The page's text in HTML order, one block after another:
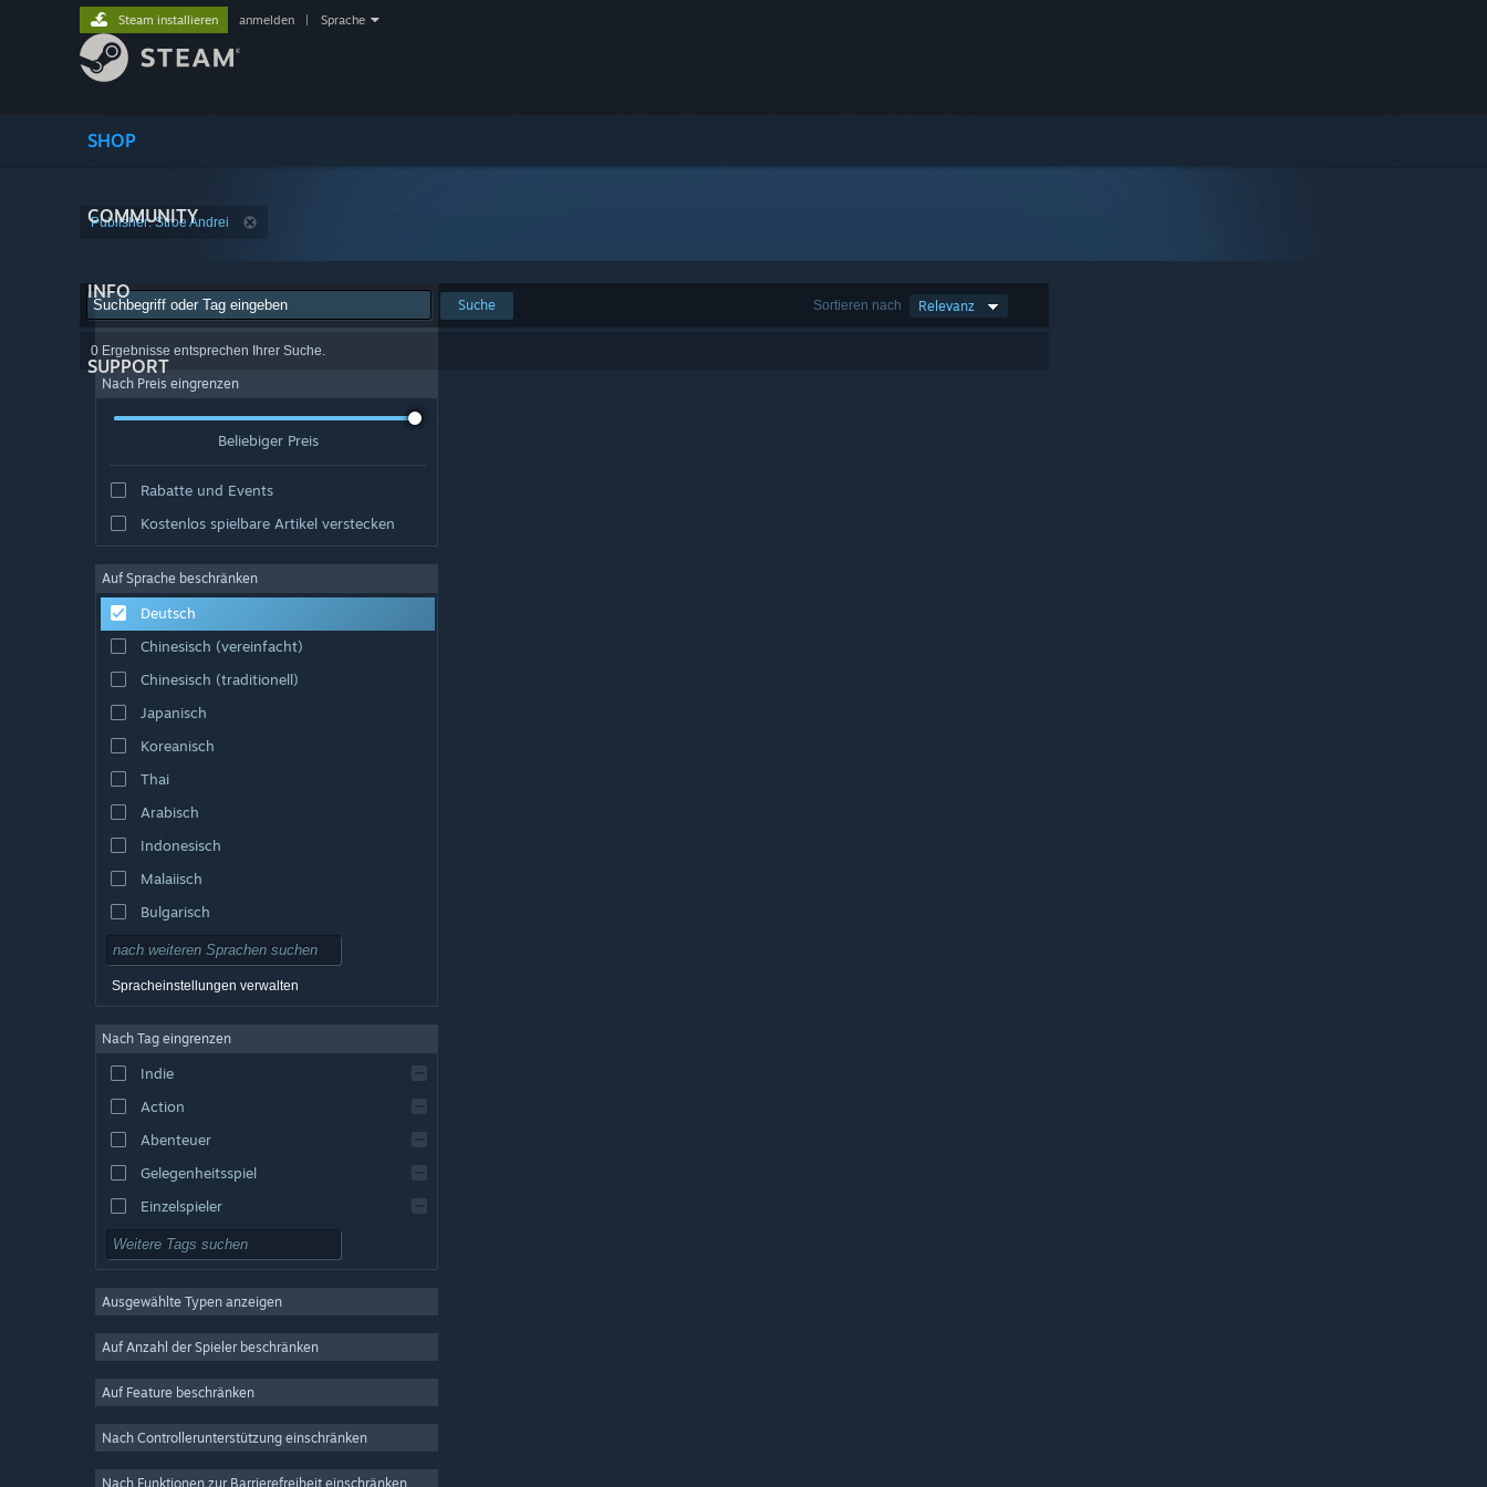
SHOP
COMMUNITY
INFO
SUPPORT
Steam installieren anmelden Sprache
Publisher: Stroe Andrei
Sortieren nach Relevanz
Suche
0 Ergebnisse entsprechen Ihrer Suche.
Nach Preis eingrenzen
Beliebiger Preis
Rabatte und Events
Kostenlos spielbare Artikel verstecken
Auf Sprache beschränken
Deutsch
Chinesisch (vereinfacht)
Chinesisch (traditionell)
Japanisch
Koreanisch
Thai
Arabisch
Indonesisch
Malaiisch
Bulgarisch
Tschechisch
Dänisch
Spanisch – Spanien
Spanisch – Lateinamerika
Griechisch
Spracheinstellungen verwalten
Nach Tag eingrenzen
Indie
Action
Abenteuer
Gelegenheitsspiel
Einzelspieler
Simulation
Strategie
2D
Kostenlos spielbar
Ausgewählte Typen anzeigen
Auf Anzahl der Spieler beschränken
Auf Feature beschränken
Nach Controllerunterstützung einschränken
Nach Funktionen zur Barrierefreiheit einschränken